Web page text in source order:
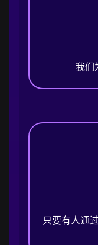
我们
只要有人通